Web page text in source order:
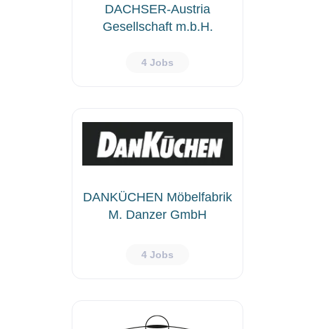
DACHSER-Austria
Gesellschaft m.b.H.
4 Jobs
DANKÜCHEN Möbelfabrik
M. Danzer GmbH
4 Jobs